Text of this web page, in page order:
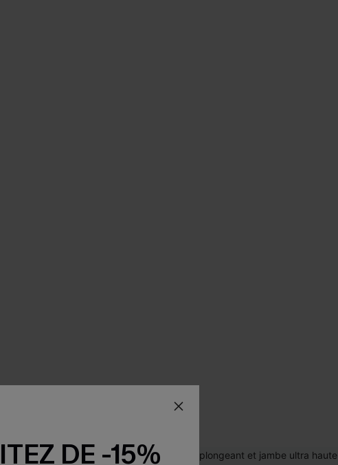
DE -15%